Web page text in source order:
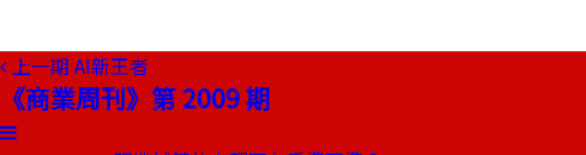
上一期 AI新王者
《商業周刊》第 2009 期